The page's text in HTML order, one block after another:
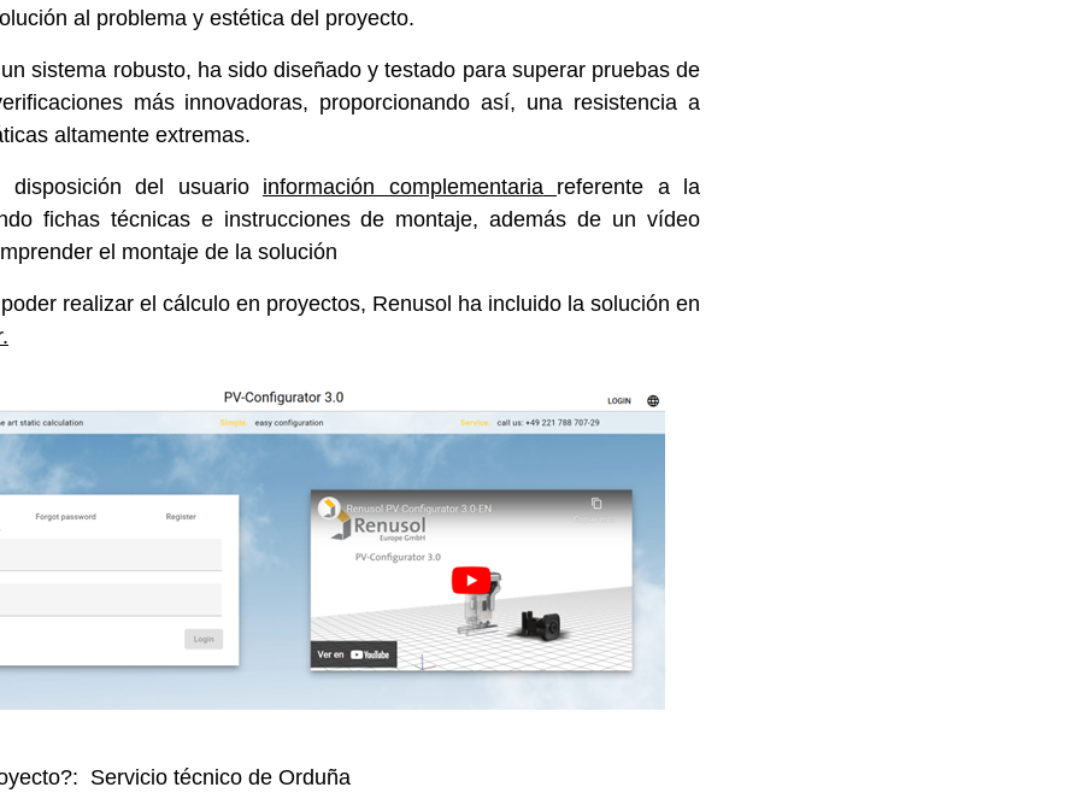
al problema y estética del proyecto.
sistema robusto, ha sido diseñado y testado para superar pruebas de
más innovadoras, proporcionando así, una resistencia a
altamente extremas.
disposición del usuario información complementaria
referente a la
fichas técnicas e instrucciones de montaje, además de un vídeo
el montaje de la solución
realizar el cálculo en proyectos, Renusol ha incluido la solución en
.
Servicio técnico de Orduña